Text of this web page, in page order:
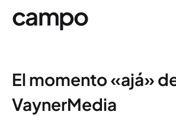
campo
El momento «ajá»
VaynerMedia